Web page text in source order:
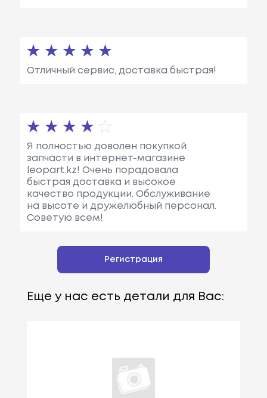
Отличный сервис, доставка быстрая!
Я полностью доволен покупкой
запчасти в интернет-магазине
leopart.kz! Очень порадовала
быстрая доставка и высокое
качество продукции. Обслуживание
на высоте и дружелюбный персонал.
Советую всем!
Регистрация
Еще у нас есть детали для Вас: